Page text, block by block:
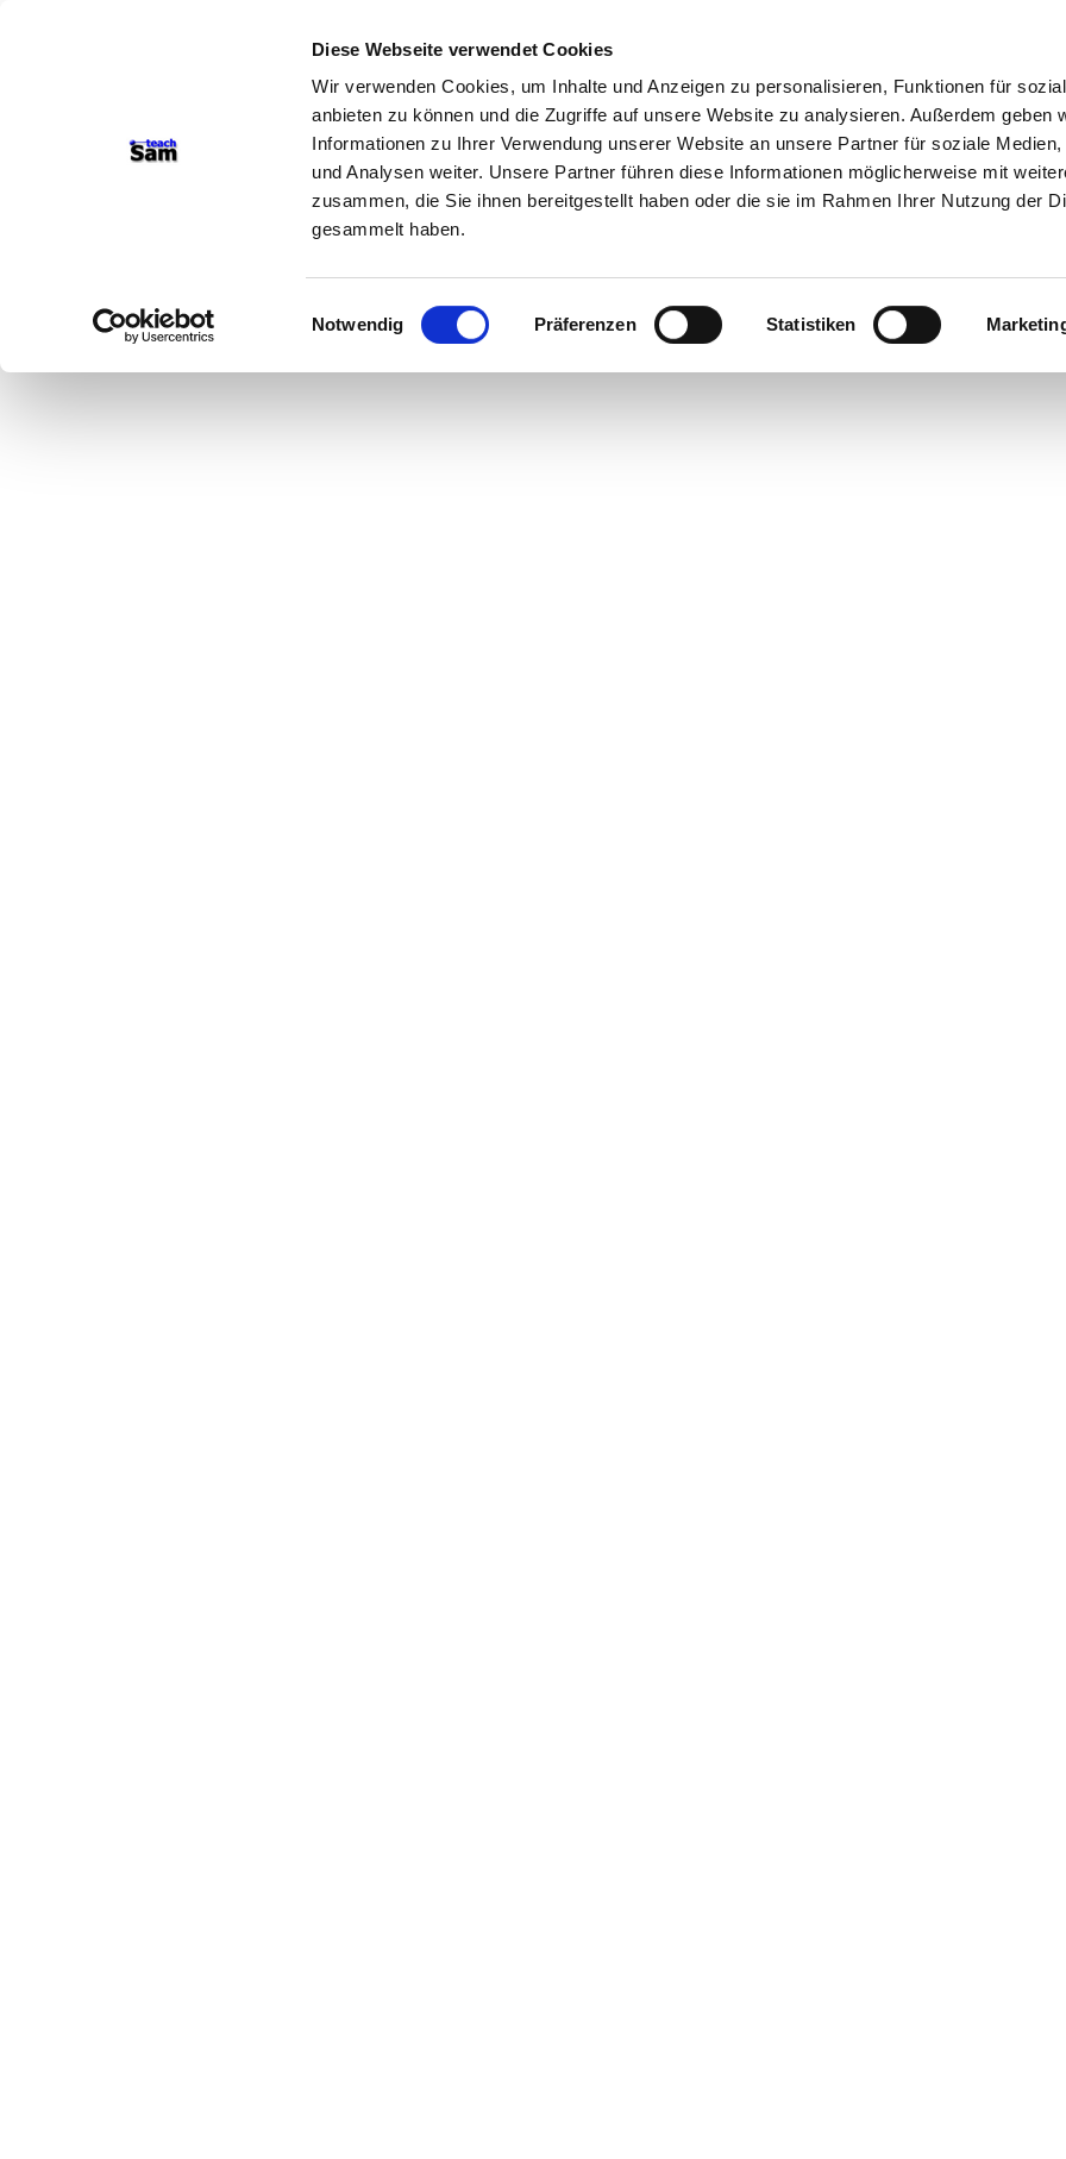
Diese Webseite verwendet Cookies
Wir verwenden Cookies, um Inhalte und Anzeigen zu personalisieren, Funktionen für
anbieten zu können und die Zugriffe auf unsere Website zu analysieren. Außerdem geben
Informationen zu Ihrer Verwendung unserer Website an unsere Partner für soziale Medien,
und Analysen weiter. Unsere Partner führen diese Informationen möglicherweise mit
zusammen, die Sie ihnen bereitgestellt haben oder die sie im Rahmen Ihrer Nutzung der
gesammelt haben.
Einwilligungsauswahl
Notwendig Präferenzen Statistiken